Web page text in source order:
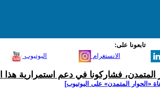
تابعونا على:
اليوتيوب الانستغرام
المتمدن، فشاركونا في دعم استمرارية هذا
‫«الحوار المتمدن» على اليوتيوب]